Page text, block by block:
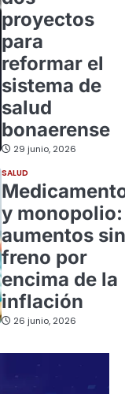
proyectos
para
reformar el
sistema de
salud
bonaerense
29 junio, 2026
SALUD
y monopolio:
aumentos sin
freno por
encima de la
inflación
26 junio, 2026